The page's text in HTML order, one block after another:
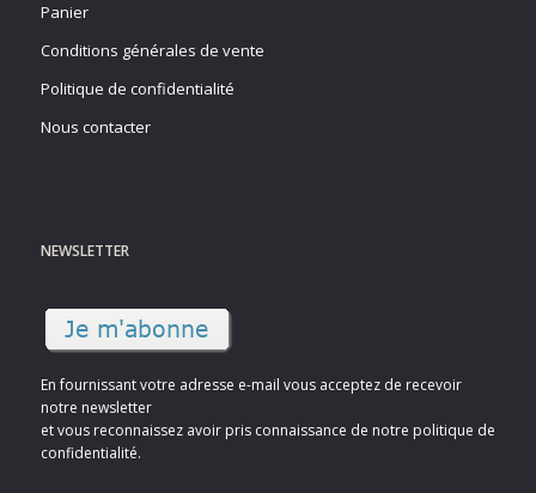
Panier
Conditions générales de vente
Politique de confidentialité
Nous contacter
NEWSLETTER
En fournissant votre adresse e-mail vous acceptez de recevoir
notre newsletter
et vous reconnaissez avoir pris connaissance de notre politique de
confidentialité.